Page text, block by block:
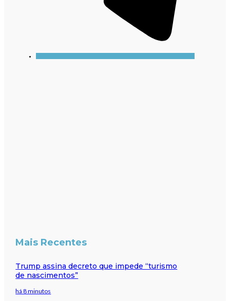
Mais Recentes
Trump assina decreto que impede “turismo
de nascimentos”
há 8 minutos